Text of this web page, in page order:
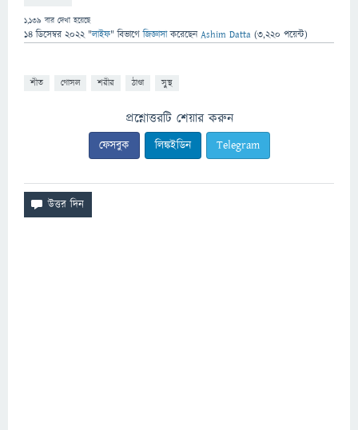
1,139 বার দেখা হয়েছে
14 ডিসেম্বর 2022 "লাইফ" বিভাগে জিজ্ঞাসাকরেছেনAshim Datta (3,220 পয়েন্ট)
শীত গোসল শরীর ঠাণ্ডা সু্স্থ
প্রশ্নোত্তরটি শেয়ার করুন
ফেসবুক লিঙ্কইডিন Telegram